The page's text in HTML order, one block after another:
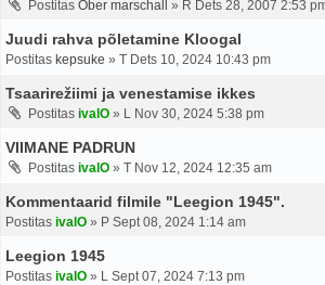
Postitas Ober marschall » R Dets 28, 2007 2:53
Juudi rahva põletamine Kloogal
Postitas kepsuke » T Dets 10, 2024 10:43 pm
Tsaarirežiimi ja venestamise ikkes
Postitas ivalO » L Nov 30, 2024 5:38 pm
VIIMANE PADRUN
Postitas ivalO » T Nov 12, 2024 12:35 am
Kommentaarid filmile "Leegion 1945".
Postitas ivalO » P Sept 08, 2024 1:14 am
Leegion 1945
Postitas ivalO » L Sept 07, 2024 7:13 pm